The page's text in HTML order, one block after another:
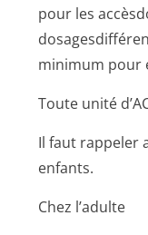
pour les
minimum pour
Toute unité
Il faut rappeler
enfants.
Chez l’adulte